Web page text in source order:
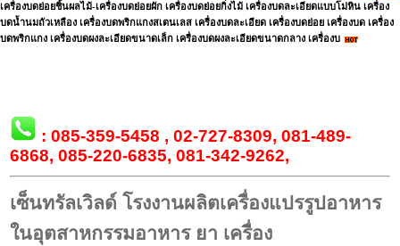
เครื่องบดย่อยชิ้นผลไม้-เครื่องบดย่อยผัก เครื่องบดย่อยกิ่งไม้ เครื่องบดละเอียดแบบโม่หิน เครื่อง
บดน้ำนมถัวเหลือง เครื่องบดพริกแกงสเตนเลส เครื่องบดละเอียด เครื่องบดย่อย เครื่องบด เครื่อง
บดพริกแกง เครื่องบดผงละเอียดขนาดเล็ก เครื่องบดผงละเอียดขนาดกลาง เครื่องบ
:085-359-5458 ,02-727-8309,081-489-
6868, 085-220-6835,081-342-9262,
เซ็นทรัลเวิลด์ โรงงานผลิตเครื่องแปรรูปอาหาร
ในอุตสาหกรรมอาหาร ยา เครื่อง